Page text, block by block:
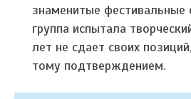
знаменитые
группа испытала
лет не сдает своих
тому подтверждением.